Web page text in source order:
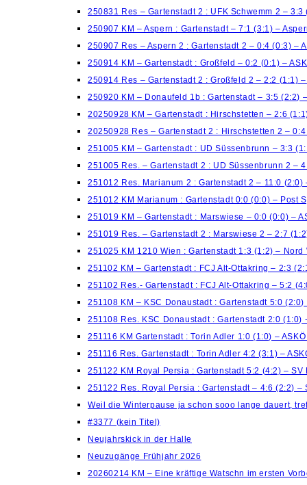
250831 Res – Gartenstadt 2 : UFK Schwemm 2 – 3:3
250907 KM – Aspern : Gartenstadt – 7:1 (3:1) –
250907 Res – Aspern 2 : Gartenstadt 2 – 0:4 (0:3) –
250914 KM – Gartenstadt : Großfeld – 0:2 (0:1) –
250914 Res – Gartenstadt 2 : Großfeld 2 – 2:2 (1:1) –
250920 KM – Donaufeld 1b : Gartenstadt – 3:5 (2:2)
20250928 KM – Gartenstadt : Hirschstetten – 2:6
20250928 Res – Gartenstadt 2 : Hirschstetten 2 – 0:4
251005 KM – Gartenstadt : UD Süssenbrunn – 3:3
251005 Res. – Gartenstadt 2 : UD Süssenbrunn 2 –
251012 Res. Marianum 2 : Gartenstadt 2 – 11:0 (2:0)
251012 KM Marianum : Gartenstadt 0:0 (0:0) – Post
251019 KM – Gartenstadt : Marswiese – 0:0 (0:0) –
251019 Res. – Gartenstadt 2 : Marswiese 2 – 2:7
251025 KM 1210 Wien : Gartenstadt 1:3 (1:2) – Nord
251102 KM – Gartenstadt : FCJ Alt-Ottakring – 2:3
251102 Res.- Gartenstadt : FCJ Alt-Ottakring – 5:2
251108 KM – KSC Donaustadt : Gartenstadt 5:0
251108 Res. KSC Donaustadt : Gartenstadt 2:0 (1:0)
251116 KM Gartenstadt : Torin Adler 1:0 (1:0) –
251116 Res. Gartenstadt : Torin Adler 4:2 (3:1) –
251122 KM Royal Persia : Gartenstadt 5:2 (4:2) – SV
251122 Res. Royal Persia : Gartenstadt – 4:6 (2:2) –
Weil die Winterpause ja schon sooo lange dauert,
#3377 (kein Titel)
Neujahrskick in der Halle
Neuzugänge Frühjahr 2026
20260214 KM – Eine kräftige Watschn im ersten